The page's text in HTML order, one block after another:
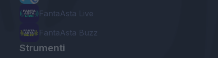
FantaAsta Live
FantaAsta Buzz
Strumenti